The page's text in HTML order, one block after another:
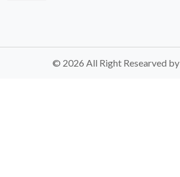
© 2026 All Right Researved by